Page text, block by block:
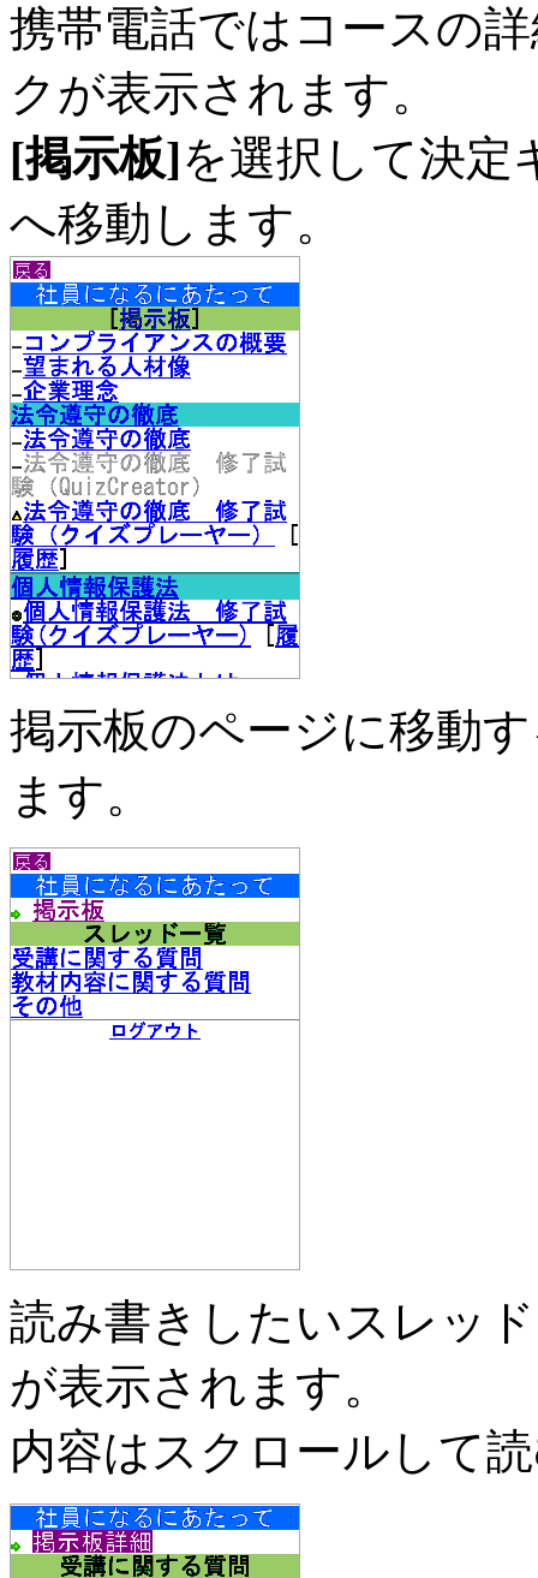
携帯電話ではコースの
クが表示されます。
[掲示板]を選択して決定
へ移動します。
掲示板のページに移動
ます。
読み書きしたいスレッ
が表示されます。
内容はスクロールして